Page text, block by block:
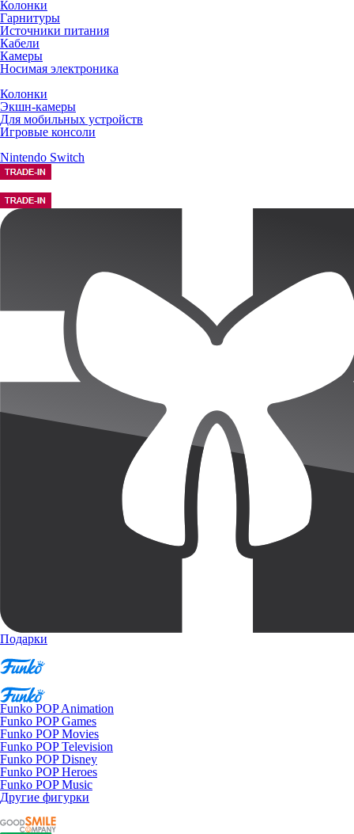
Колонки
Гарнитуры
Источники питания
Кабели
Камеры
Носимая электроника
Колонки
Экшн-камеры
Для мобильных устройств
Игровые консоли
Nintendo Switch
Подарки
Funko POP Animation
Funko POP Games
Funko POP Movies
Funko POP Television
Funko POP Disney
Funko POP Heroes
Funko POP Music
Другие фигурки